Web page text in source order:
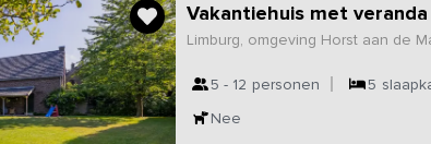
Vakantiehuis met
Limburg, omgeving Horst aan de
5 - 12 personen 5
Nee